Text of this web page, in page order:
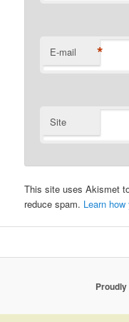
E-mail *
Site
This site uses Akismet
reduce spam. Learn